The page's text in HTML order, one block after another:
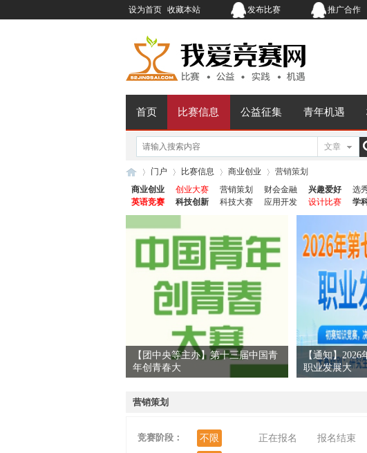
设为首页 收藏本站 发布比赛 推广合作
首页 比赛信息 公益征集 青年机遇
文章
我
爱
›
门户
›
比赛信息 商业创业
营销策划
商业创业
创业大赛 营销策划 财会金融 兴趣爱好 选
英语竞赛
科技创新 科技大赛 应用开发 设计比赛 学
【团中央等主办】第十三届中国青
年创青春大
【通知】
职业发展大
营销策划
竞赛阶段： 不限 正在报名 报名结束